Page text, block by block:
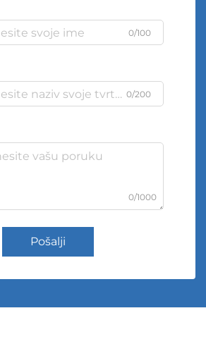
0/100
0/200
0/1000
Pošalji